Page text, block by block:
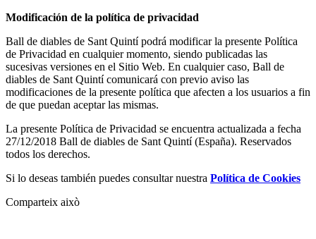
Modificación de la política de privacidad
Ball de diables de Sant Quintí podrá modificar la presente Política
de Privacidad en cualquier momento, siendo publicadas las
sucesivas versiones en el Sitio Web. En cualquier caso, Ball de
diables de Sant Quintí comunicará con previo aviso las
modificaciones de la presente política que afecten a los usuarios a fin
de que puedan aceptar las mismas.
La presente Política de Privacidad se encuentra actualizada a fecha
27/12/2018 Ball de diables de Sant Quintí (España). Reservados
todos los derechos.
Si lo deseas también puedes consultar nuestra Política de Cookies
Comparteix això